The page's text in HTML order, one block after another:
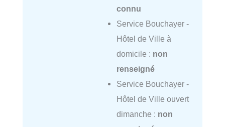
connu
Service Bouchayer -
Hôtel de Ville à
domicile : non
renseigné
Service Bouchayer -
Hôtel de Ville ouvert
dimanche : non